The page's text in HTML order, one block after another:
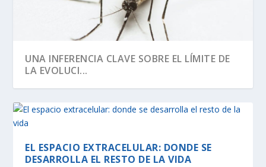
UNA INFERENCIA CLAVE SOBRE EL LÍMITE DE
LA EVOLUCI...
EL ESPACIO EXTRACELULAR: DONDE SE
DESARROLLA EL RESTO DE LA VIDA